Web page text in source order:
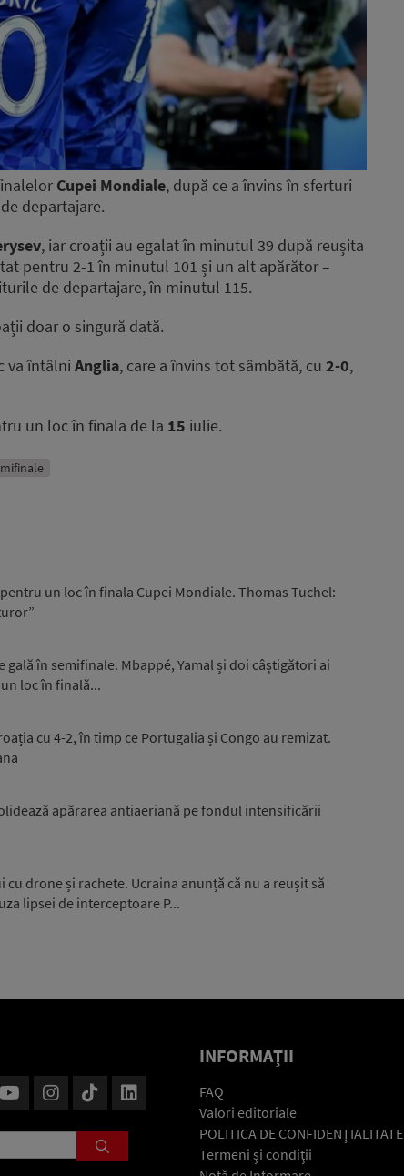
Cupei Mondiale, după ce a învins în sferturi
departajare.
, iar croații au egalat în minutul 39 după reușita
pentru 2-1 în minutul 101 și un alt apărător –
de departajare, în minutul 115.
doar o singură dată.
va întâlni Anglia, care a învins tot sâmbătă, cu 2-0,
un loc în finala de la 15 iulie.
un loc în finala Cupei Mondiale. Thomas Tuchel:
gală în semifinale. Mbappé, Yamal și doi câștigători ai
loc în finală...
cu 4-2, în timp ce Portugalia și Congo au remizat.
apărarea antiaeriană pe fondul intensificării
cu drone și rachete. Ucraina anunță că nu a reușit să
lipsei de interceptoare P...
INFORMAŢII
FAQ
Valori editoriale
POLITICA DE CONFIDENŢIALITATE
Termeni şi condiţii